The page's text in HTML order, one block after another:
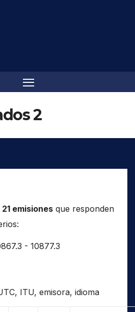
2
21 emisiones que responden
- 10877.3
ITU, emisora, idioma